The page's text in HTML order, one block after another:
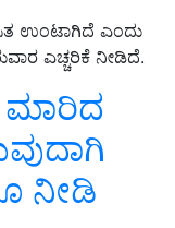
ಉಂಟಾಗಿದೆ ಎಂದು
ಎಚ್ಚರಿಕೆ ನೀಡಿದೆ.
ಮಾರಿದ
ನೀಡಿ